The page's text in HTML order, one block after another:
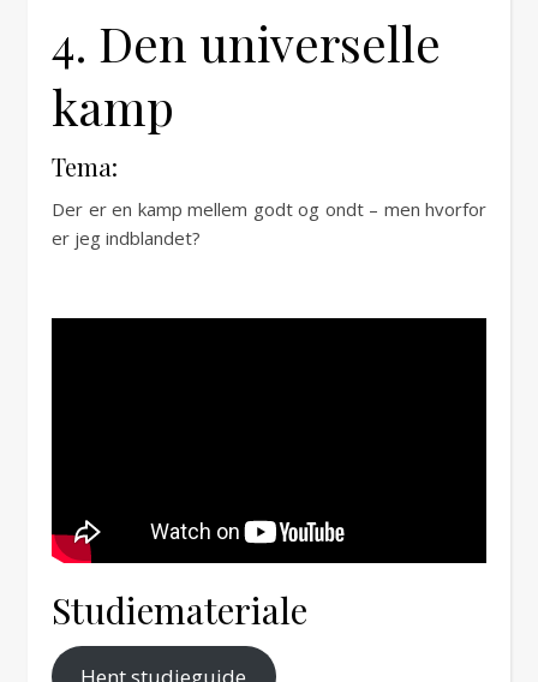
4. Den universelle
kamp
Tema:
Der er en kamp mellem godt og ondt – men hvorfor
er jeg indblandet?
Studiemateriale
Hent studieguide